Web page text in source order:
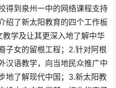
得到泉州一中的网络课程支持
绍了新太阳教育的四个工作板
学及让其更深入地了解中华
子女的留根工程；2.针对阿根
汉语教学，向当地民众推广中
地了解现代中国；3.新太阳教